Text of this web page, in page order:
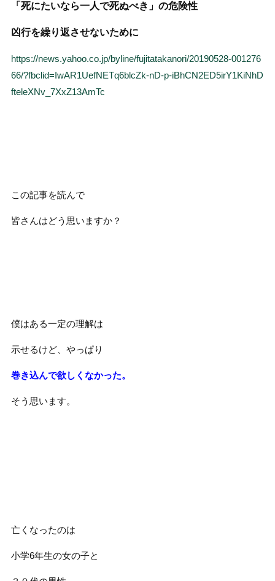
「死にたいなら一人で死ぬべき」の危険性
凶行を繰り返させないために
https://news.yahoo.co.jp/byline/fujitatakanori/20190528-001276
66/?fbclid=IwAR1UefNETq6blcZk-nD-p-iBhCN2ED5irY1KiNhD
fteleXNv_7XxZ13AmTc
この記事を読んで
皆さんはどう思いますか？
僕はある一定の理解は
示せるけど、やっぱり
巻き込んで欲しくなかった。
そう思います。
亡くなったのは
小学6年生の女の子と